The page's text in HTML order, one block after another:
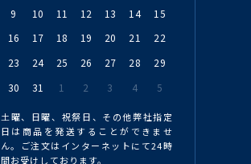
9
10 11 12 13 14
15
16
17 18 19 20 21
22
23
24 25 26 27 28
29
30
31 1 2 3 4 5
土曜、日曜、祝祭日、その他弊社指定
日は商品を発送することができませ
ん。ご注文はインターネットにて24時
間お受けしております。